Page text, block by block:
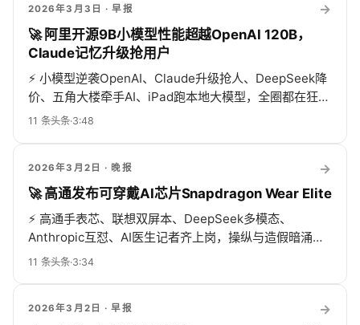
2026年3月3日 · 早报
→
🚀 阿里开源9B小模型性能超越OpenAI 120B，
Claude记忆升级抢用户
⚡ 小模型逆袭OpenAI、Claude升级抢人、DeepSeek降
价、五角大楼牵手AI、iPad跑本地大模型，全圈都在狂
飙！
11 条头条·3:48
2026年3月2日 · 晚报
→
🚀 高通发布可穿戴AI芯片Snapdragon Wear Elite
⚡ 高通手表芯、联想双屏本、DeepSeek多模态、
Anthropic互怼、AI医生记者齐上岗，操纵与造假暗涌，
中国抢才全球混战！
11 条头条·3:34
2026年3月2日 · 早报
→